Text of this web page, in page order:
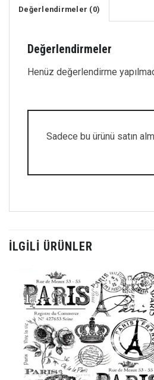
Değerlendirmeler (0)
Değerlendirmeler
Henüz değerlendirme
Sadece bu ürünü satın
İLGILI ÜRÜNLER